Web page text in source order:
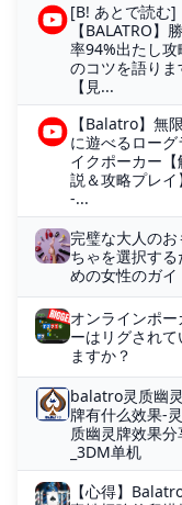
[B! あとで読む]
【BALATRO】勝
率94%出たし攻
のコツを語りま
【見...
【Balatro】無限
に遊べるローグ
イクポーカー【
説＆攻略プレイ】
-...
完璧な大人のお
ちゃを選択する
めの女性のガイ
オンラインポー
ーはリグされて
ますか？
balatro灵质幽灵
牌有什么效果-灵
质幽灵牌效果分
_3DM单机
【心得】